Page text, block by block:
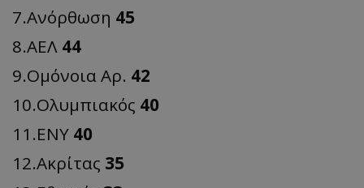
7.Ανόρθωση 45
8.ΑΕΛ 44
9.Ομόνοια Αρ. 42
10.Ολυμπιακός 40
11.ΕΝΥ 40
12.Ακρίτας 35